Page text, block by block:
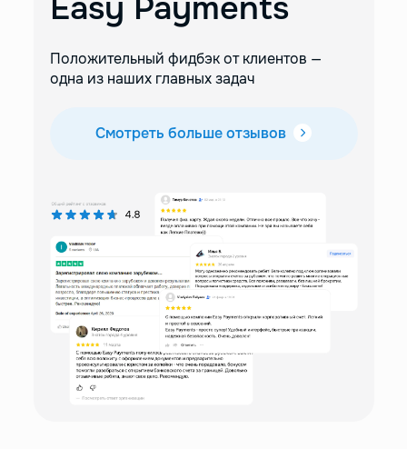
Положительный фидбэк от клиентов —
одна из наших главных задач
Смотреть больше отзывов